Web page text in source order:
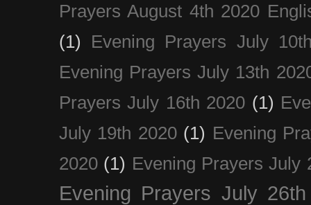
Prayers August 4th 2020
(1)
Evening Prayers July
Evening Prayers July 13th
Prayers July 16th 2020 (1)
July 19th 2020 (1) Evening
2020 (1) Evening Prayers July
Evening Prayers July